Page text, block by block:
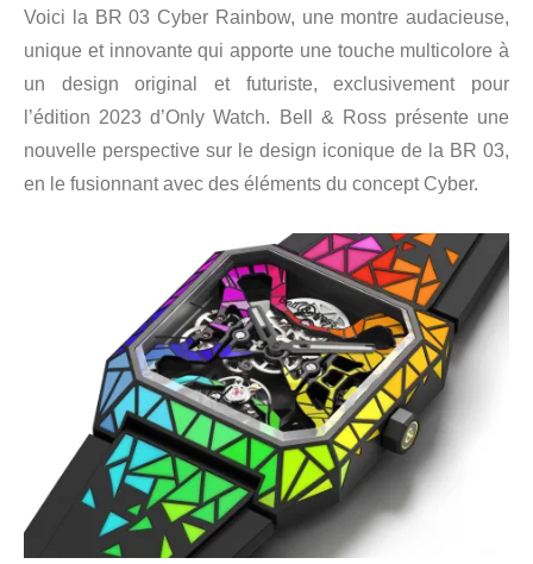
Voici la BR 03 Cyber Rainbow, une montre audacieuse,
unique et innovante qui apporte une touche multicolore à
un design original et futuriste, exclusivement pour
l’édition 2023 d’Only Watch. Bell & Ross présente une
nouvelle perspective sur le design iconique de la BR 03,
en le fusionnant avec des éléments du concept Cyber.